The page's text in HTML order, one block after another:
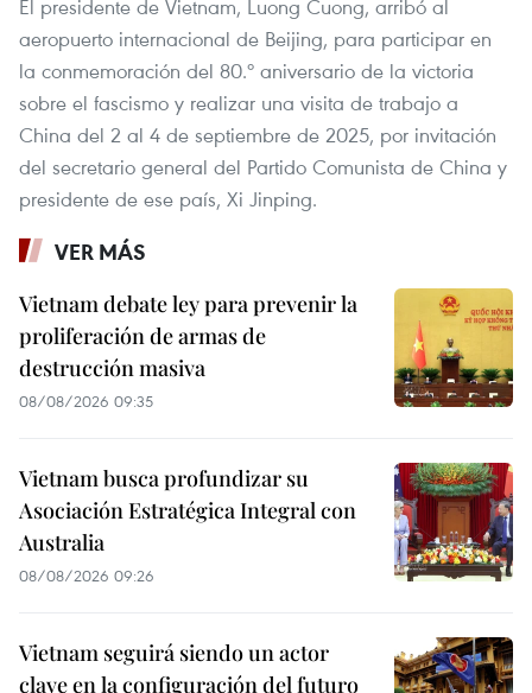
El presidente de Vietnam, Luong Cuong, arribó al
aeropuerto internacional de Beijing, para participar en
la conmemoración del 80.º aniversario de la victoria
sobre el fascismo y realizar una visita de trabajo a
China del 2 al 4 de septiembre de 2025, por invitación
del secretario general del Partido Comunista de China y
presidente de ese país, Xi Jinping.
VER MÁS
Vietnam debate ley para prevenir la
proliferación de armas de
destrucción masiva
08/08/2026 09:35
Vietnam busca profundizar su
Asociación Estratégica Integral con
Australia
08/08/2026 09:26
Vietnam seguirá siendo un actor
clave en la configuración del futuro